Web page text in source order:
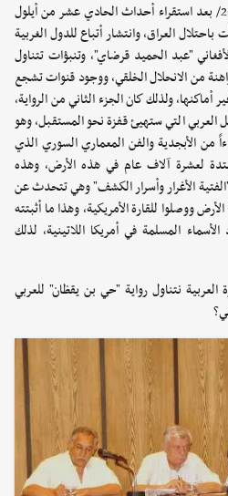
• أطلقت الرواية بداية عام /2003/ بعد استقراء أحداث الحادي عشر من أيلول
باحتلال العراق، وانتشار أتباع للدول الغربية
"عبد الحميد قرضاي"، وتنبؤات تتناول
من الانحلال الخلقي، ووجود قنوات تشجع
ولذلك كان الجزء الثاني من الرواية،
العربي التي ستهيئ قفزة نحو المستقبل، وهو
من الأبجدية والفن المعماري السوري الذي
لعشرة آلاف عام في هذه الأرض، وهذه
"الفتية الأغرار وأسرار الكشف" وهي تتحدث عن
ووصلوا للقارة الأمريكية، وهذا ما أثبتته
الأسماء المسلمة في أمريكا اللاتينية، لذلك
نتناول رواية "حي بن يقظان" للعربي